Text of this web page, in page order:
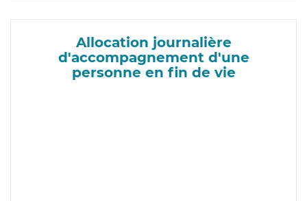
Allocation journalière
d'accompagnement d'une
personne en fin de vie